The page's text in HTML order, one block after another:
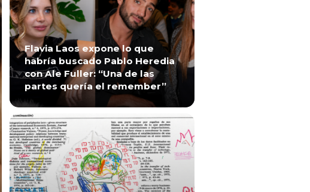
Flavia Laos expone lo que
habría buscado Pablo Heredia
con Ale Fuller: “Una de las
partes quería el remember”